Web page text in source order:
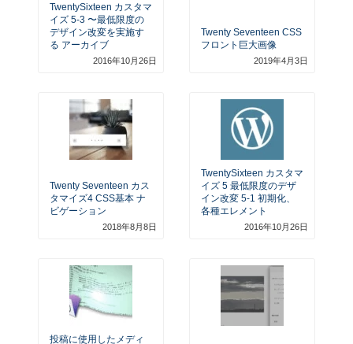
TwentySixteen カスタマ
イズ 5-3 〜最低限度の
デザイン改変を実施す
る アーカイブ
2016年10月26日
Twenty Seventeen CSS
フロント巨大画像
2019年4月3日
Twenty Seventeen カス
タマイズ4 CSS基本 ナ
ビゲーション
2018年8月8日
TwentySixteen カスタマ
イズ 5 最低限度のデザ
イン改変 5-1 初期化、
各種エレメント
2016年10月26日
投稿に使用したメディ